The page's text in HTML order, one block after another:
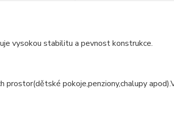
vysokou stabilitu a pevnost konstrukce.
prostor(dětské pokoje,penziony,chalupy